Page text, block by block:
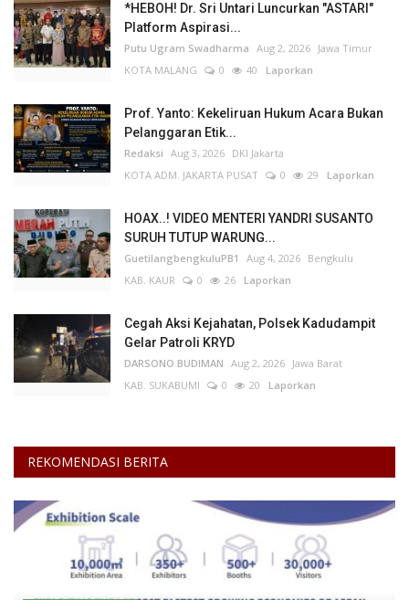
*HEBOH! Dr. Sri Untari Luncurkan "ASTARI"
Platform Aspirasi...
Putu Ugram Swadharma Aug 2, 2026 Jawa Timur
KOTA MALANG
0 40 Laporkan
Prof. Yanto: Kekeliruan Hukum Acara Bukan
Pelanggaran Etik...
Redaksi Aug 3, 2026 DKI Jakarta
KOTA ADM. JAKARTA PUSAT
0 29 Laporkan
HOAX..! VIDEO MENTERI YANDRI SUSANTO
SURUH TUTUP WARUNG...
GuetilangbengkuluPB1 Aug 4, 2026 Bengkulu
KAB. KAUR
0 26 Laporkan
Cegah Aksi Kejahatan, Polsek Kadudampit
Gelar Patroli KRYD
DARSONO BUDIMAN Aug 2, 2026 Jawa Barat
KAB. SUKABUMI
0 20 Laporkan
REKOMENDASI BERITA